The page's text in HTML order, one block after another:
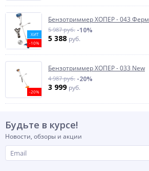
ХИТ
-10%
Бензотриммер ХОПЕР - 043
5 987 руб. -10%
5 388 руб.
-20%
Бензотриммер ХОПЕР - 033 New
4 987 руб. -20%
3 999 руб.
Будьте в курсе!
Новости, обзоры и акции